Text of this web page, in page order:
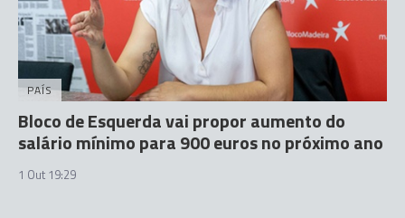
PAÍS
Bloco de Esquerda vai propor aumento do
salário mínimo para 900 euros no próximo ano
1 Out 19:29